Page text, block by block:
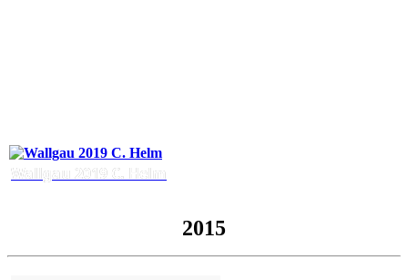
Wallgau 2019 C. Helm
2015